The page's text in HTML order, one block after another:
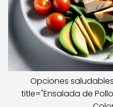
Opciones
title="Ensalada de